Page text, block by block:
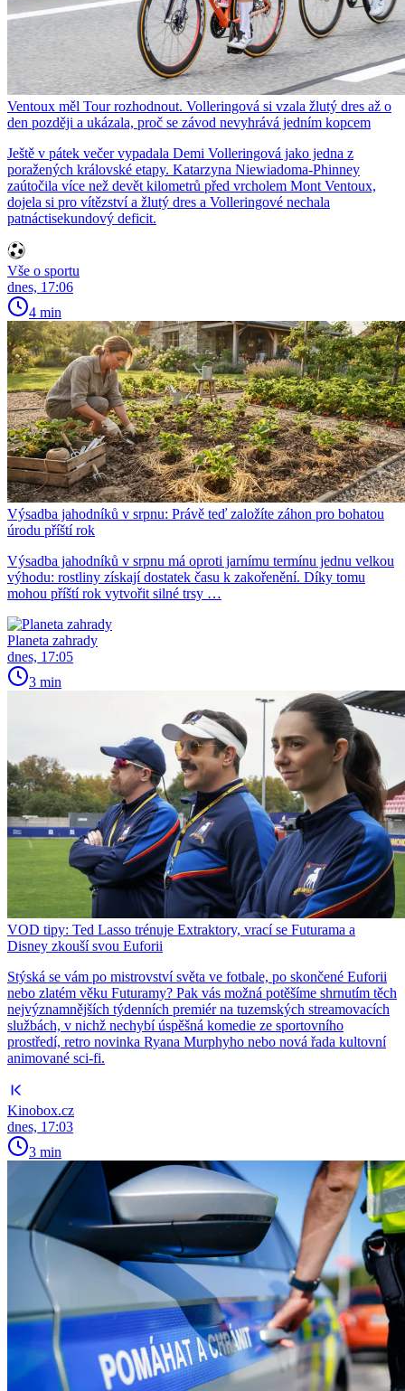
Ventoux měl Tour rozhodnout. Volleringová si vzala žlutý dres až o
den později a ukázala, proč se závod nevyhrává jedním kopcem
Ještě v pátek večer vypadala Demi Volleringová jako jedna z
poražených královské etapy. Katarzyna Niewiadoma-Phinney
zaútočila více než devět kilometrů před vrcholem Mont Ventoux,
dojela si pro vítězství a žlutý dres a Volleringové nechala
patnáctisekundový deficit.
Vše o sportu
dnes, 17:06
4 min
Výsadba jahodníků v srpnu: Právě teď založíte záhon pro bohatou
úrodu příští rok
Výsadba jahodníků v srpnu má oproti jarnímu termínu jednu velkou
výhodu: rostliny získají dostatek času k zakořenění. Díky tomu
mohou příští rok vytvořit silné trsy …
Planeta zahrady
dnes, 17:05
3 min
VOD tipy: Ted Lasso trénuje Extraktory, vrací se Futurama a
Disney zkouší svou Euforii
Stýská se vám po mistrovství světa ve fotbale, po skončené Euforii
nebo zlatém věku Futuramy? Pak vás možná potěšíme shrnutím těch
nejvýznamnějších týdenních premiér na tuzemských streamovacích
službách, v nichž nechybí úspěšná komedie ze sportovního
prostředí, retro novinka Ryana Murphyho nebo nová řada kultovní
animované sci-fi.
Kinobox.cz
dnes, 17:03
3 min